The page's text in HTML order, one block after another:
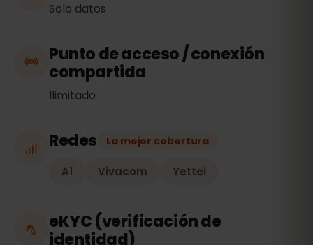
Solo datos
Punto de acceso / conexión
compartida
Ilimitado
Redes La mejor cobertura
A1 Vivacom Yettel
eKYC (verificación de
identidad)